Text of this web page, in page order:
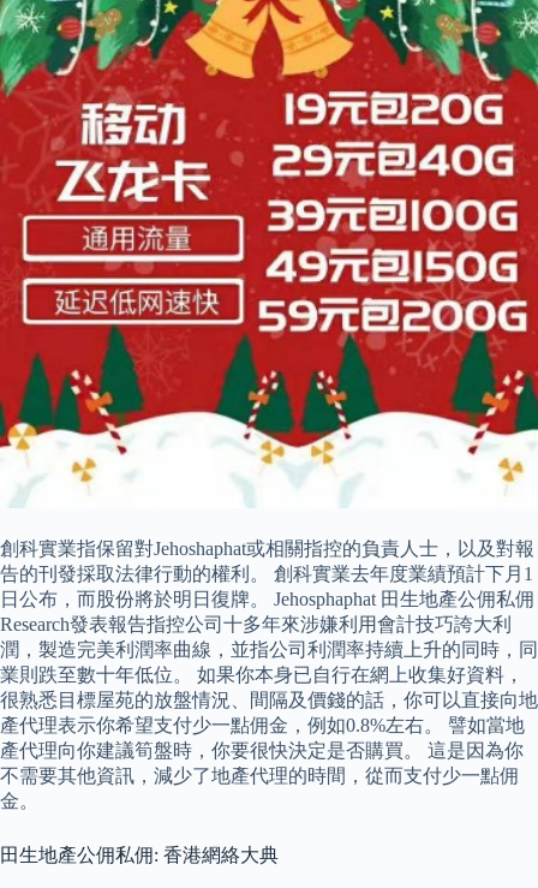
創科實業指保留對Jehoshaphat或相關指控的負責人士，以及對報
告的刊發採取法律行動的權利。 創科實業去年度業績預計下月1
日公布，而股份將於明日復牌。 Jehosphaphat 田生地產公佣私佣
Research發表報告指控公司十多年來涉嫌利用會計技巧誇大利
潤，製造完美利潤率曲線，並指公司利潤率持續上升的同時，同
業則跌至數十年低位。 如果你本身已自行在網上收集好資料，
很熟悉目標屋苑的放盤情況、間隔及價錢的話，你可以直接向地
產代理表示你希望支付少一點佣金，例如0.8%左右。 譬如當地
產代理向你建議筍盤時，你要很快決定是否購買。 這是因為你
不需要其他資訊，減少了地產代理的時間，從而支付少一點佣
金。
田生地產公佣私佣: 香港網絡大典